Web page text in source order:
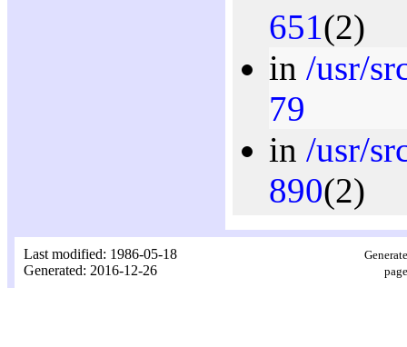
651(2)
in /usr/
79
in /usr/
890(2)
Last modified: 1986-05-18
Generated: 2016-12-26